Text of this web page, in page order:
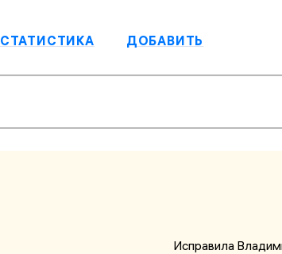
СТАТИСТИКА ДОБАВИТЬ
Исправила